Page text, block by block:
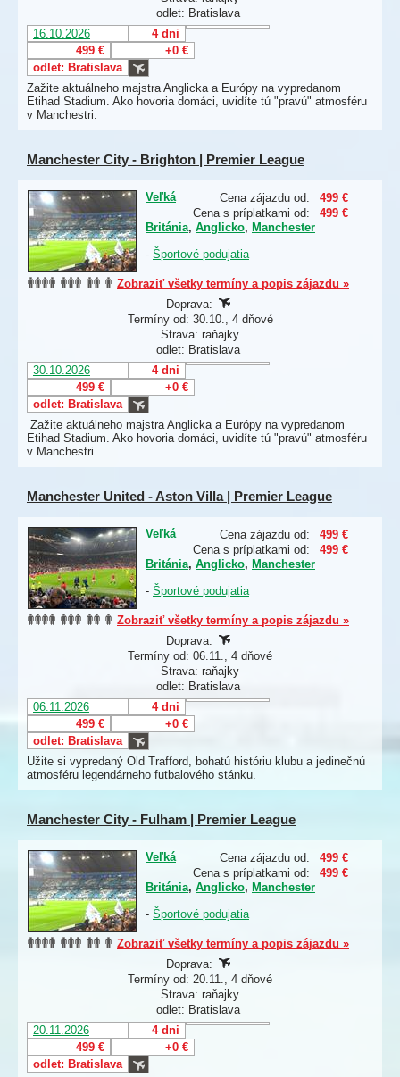
odlet: Bratislava
16.10.2026
4 dni
499 €
+0 €
odlet: Bratislava
Zažite aktuálneho majstra Anglicka a Európy na vypredanom
Etihad Stadium. Ako hovoria domáci, uvidíte tú "pravú" atmosféru
v Manchestri.
Manchester City - Brighton | Premier League
Cena zájazdu od:
499 €
Cena s príplatkami od:
499 €
Veľká
Británia, Anglicko, Manchester
- Športové podujatia
Zobraziť všetky termíny a popis zájazdu »
Doprava:
Termíny od: 30.10., 4 dňové
Strava: raňajky
odlet: Bratislava
30.10.2026
4 dni
499 €
+0 €
odlet: Bratislava
Zažite aktuálneho majstra Anglicka a Európy na vypredanom
Etihad Stadium. Ako hovoria domáci, uvidíte tú "pravú" atmosféru
v Manchestri.
Manchester United - Aston Villa | Premier League
Cena zájazdu od:
499 €
Cena s príplatkami od:
499 €
Veľká
Británia, Anglicko, Manchester
- Športové podujatia
Zobraziť všetky termíny a popis zájazdu »
Doprava:
Termíny od: 06.11., 4 dňové
Strava: raňajky
odlet: Bratislava
06.11.2026
4 dni
499 €
+0 €
odlet: Bratislava
Užite si vypredaný Old Trafford, bohatú históriu klubu a jedinečnú
atmosféru legendárneho futbalového stánku.
Manchester City - Fulham | Premier League
Cena zájazdu od:
499 €
Cena s príplatkami od:
499 €
Veľká
Británia, Anglicko, Manchester
- Športové podujatia
Zobraziť všetky termíny a popis zájazdu »
Doprava:
Termíny od: 20.11., 4 dňové
Strava: raňajky
odlet: Bratislava
20.11.2026
4 dni
499 €
+0 €
odlet: Bratislava